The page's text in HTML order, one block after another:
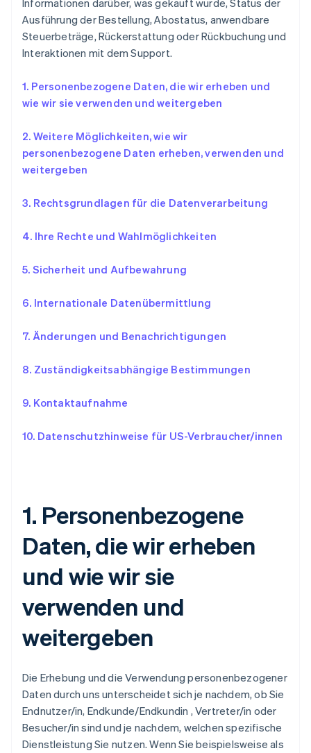
Informationen darüber, was gekauft wurde, Status der
Ausführung der Bestellung, Abostatus, anwendbare
Steuerbeträge, Rückerstattung oder Rückbuchung und
Interaktionen mit dem Support.
1. Personenbezogene Daten, die wir erheben und
wie wir sie verwenden und weitergeben
2. Weitere Möglichkeiten, wie wir
personenbezogene Daten erheben, verwenden und
weitergeben
3. Rechtsgrundlagen für die Datenverarbeitung
4. Ihre Rechte und Wahlmöglichkeiten
5. Sicherheit und Aufbewahrung
6. Internationale Datenübermittlung
7. Änderungen und Benachrichtigungen
8. Zuständigkeitsabhängige Bestimmungen
9. Kontaktaufnahme
10. Datenschutzhinweise für US-Verbraucher/innen
1. Personenbezogene
Daten, die wir erheben
und wie wir sie
verwenden und
weitergeben
Die Erhebung und die Verwendung personenbezogener
Daten durch uns unterscheidet sich je nachdem, ob Sie
Endnutzer/in, Endkunde/Endkundin , Vertreter/in oder
Besucher/in sind und je nachdem, welchen spezifische
Dienstleistung Sie nutzen. Wenn Sie beispielsweise als